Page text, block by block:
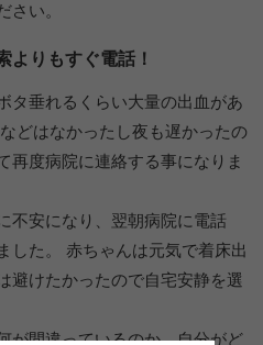
さい。
よりもすぐ電話！
タ垂れるくらい大量の出血があ
どはなかったし夜も遅かったの
再度病院に連絡する事になりま
不安になり、翌朝病院に電話
した。 赤ちゃんは元気で着床出
避けたかったので自宅安静を選
が間違っているのか、自分がど